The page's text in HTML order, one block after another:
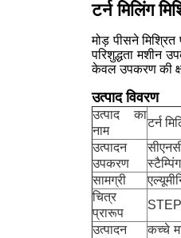
टर्न मिलिंग
मोड़ पीसने
परिशुद्धता मशीन
केवल उपकरण की
उत्पाद विवरण
उत्पाद का
नाम
टर्न
उत्पादन
उपकरण
सामग्री
चित्र
प्रारूप
उत्पादन
कच्चे